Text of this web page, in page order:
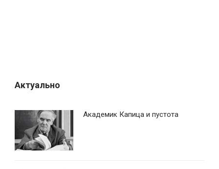
м
Актуально
Академик Капица и пустота